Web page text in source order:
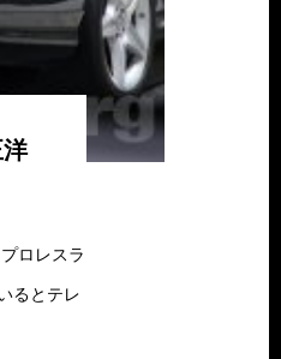
ロレスラ
るとテレ